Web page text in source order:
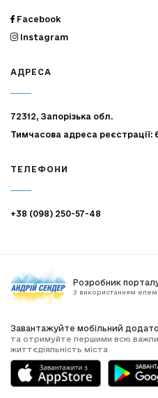
Facebook
Instagram
АДРЕСА
72312, Запорізька обл.
Тимчасова адреса
ТЕЛЕФОНИ
+38 (098) 250-57-48
Розробник
З використанням
Завантажуйте мобільний
та отримуйте першими всю
життєдіяльність міста